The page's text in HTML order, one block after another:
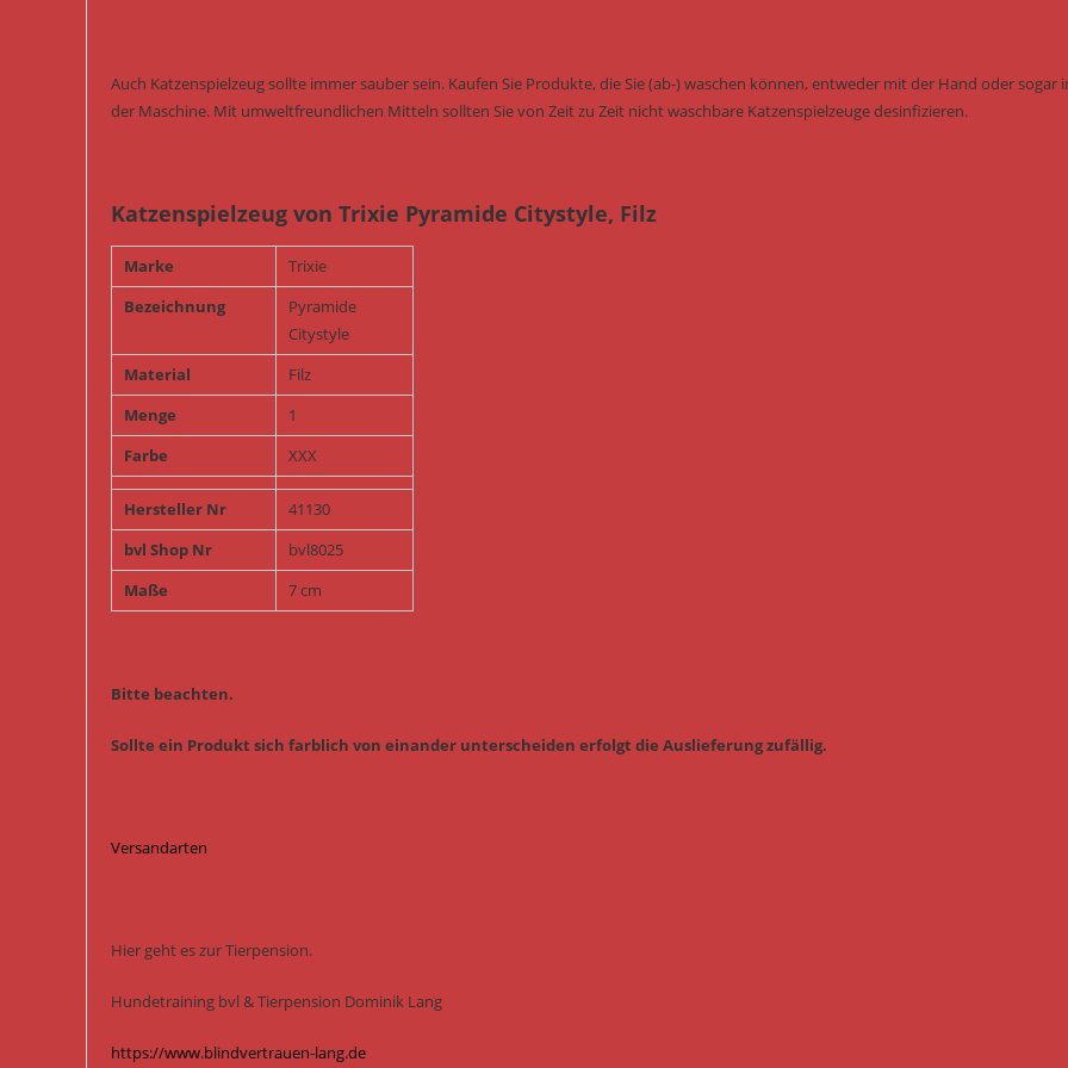
Auch Katzenspielzeug sollte immer sauber sein. Kaufen Sie Produkte, die Sie (ab-) waschen können, entweder mit der Hand oder sogar
der Maschine. Mit umweltfreundlichen Mitteln sollten Sie von Zeit zu Zeit nicht waschbare Katzenspielzeuge desinfizieren.
Katzenspielzeug von Trixie Pyramide Citystyle, Filz
Marke
Trixie
Bezeichnung
Pyramide
Citystyle
Material
Filz
Menge
1
Farbe
XXX
Hersteller Nr
41130
bvl Shop Nr
bvl8025
Maße
7 cm
Bitte beachten.
Sollte ein Produkt sich farblich von einander unterscheiden erfolgt die Auslieferung zufällig.
Versandarten
Hier geht es zur Tierpension.
Hundetraining bvl & Tierpension Dominik Lang
https://www.blindvertrauen-lang.de